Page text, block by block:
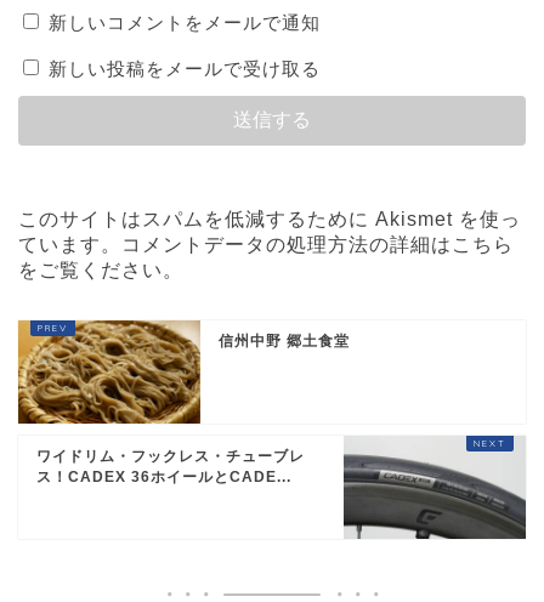
新しいコメントをメールで通知
新しい投稿をメールで受け取る
このサイトはスパムを低減するために Akismet を使っ
ています。
コメントデータの処理方法の詳細はこちら
をご覧ください 。
信州中野 郷土食堂
ワイドリム・フックレス・チューブレ
ス！CADEX 36ホイールとCADE...